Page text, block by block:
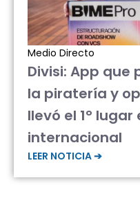
Medio Directo
Divisi: App que
la piratería y
llevó el 1°
internacional
LEER NOTICIA ➔